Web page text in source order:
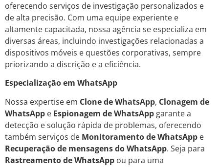
oferecendo serviços de investigação personalizados e
de alta precisão. Com uma equipe experiente e
altamente capacitada, nossa agência se especializa em
diversas áreas, incluindo investigações relacionadas a
dispositivos móveis e questões corporativas, sempre
priorizando a discrição e a eficiência.
Especialização em WhatsApp
Nossa expertise em Clone de WhatsApp, Clonagem de
WhatsApp e Espionagem de WhatsApp garante a
detecção e solução rápida de problemas, oferecendo
também serviços de Monitoramento de WhatsApp e
Recuperação de mensagens do WhatsApp. Seja para
Rastreamento de WhatsApp ou para uma